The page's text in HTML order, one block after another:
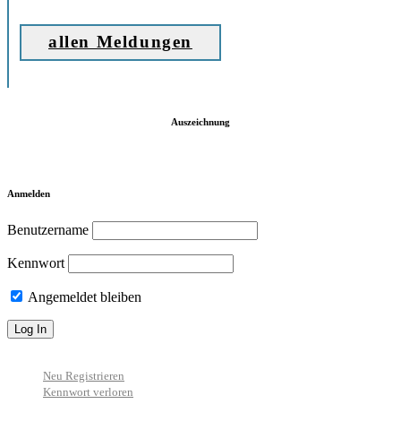
allen Meldungen
Auszeichnung
Anmelden
Benutzername
Kennwort
Angemeldet bleiben
Neu Registrieren
Kennwort verloren